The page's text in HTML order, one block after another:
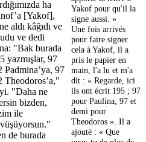
ha
[Yakof],
aldı kâğıdı ve
ve dedi
"Bak burada
yazmışlar, 97
Padmina’ya, 97
Theodoros’a,"
"Daha ne
bizden,
ile
de burada
Yakof pour qu'il la
signe aussi. »
Une fois arrivés
pour faire signer
cela à Yakof, il a
pris le papier en
main, l'a lu et m'a
dit : « Regarde, ici
ils ont écrit 195 ; 97
pour Paulina, 97 et
demi pour
Theodoros ». Il a
ajouté : « Que